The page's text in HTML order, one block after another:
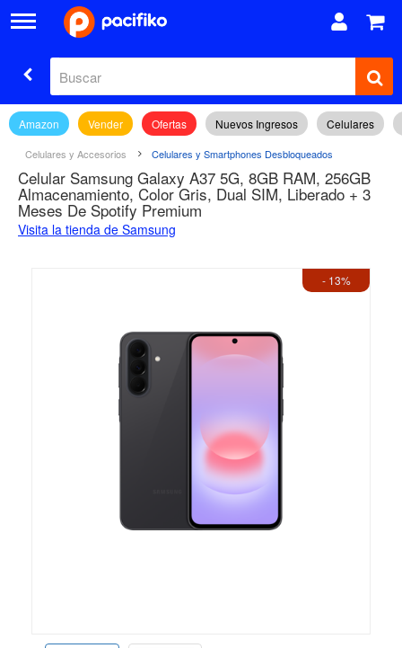
Amazon Vender Ofertas Nuevos Ingresos Celulares
Celulares y Accesorios Celulares y Smartphones Desbloqueados
Celular Samsung Galaxy A37 5G, 8GB RAM, 256GB
Almacenamiento, Color Gris, Dual SIM, Liberado + 3
Meses De Spotify Premium
Visita la tienda de Samsung
- 13%